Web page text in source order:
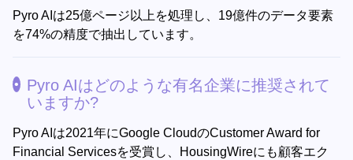
Pyro AIは25億ページ以上を処理し、19億件のデータ要素
を74%の精度で抽出しています。
Pyro AIはどのような有名企業に推奨されて
いますか?
Pyro AIは2021年にGoogle CloudのCustomer Award for
Financial Servicesを受賞し、HousingWireにも顧客エク